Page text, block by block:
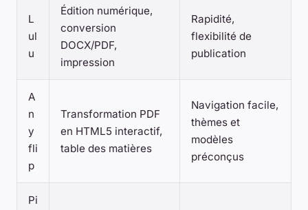
L
ul
u
Édition numérique,
conversion
DOCX/PDF,
impression
Rapidité,
flexibilité de
publication
A
n
y
fli
p
Transformation PDF
en HTML5 interactif,
table des matières
Navigation facile,
thèmes et
modèles
préconçus
Pi